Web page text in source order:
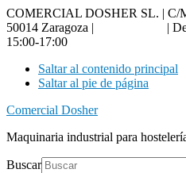
COMERCIAL DOSHER SL. | C/
50014 Zaragoza |
|
15:00-17:00
Saltar al contenido principal
Saltar al pie de página
Comercial Dosher
Maquinaria industrial para
Buscar